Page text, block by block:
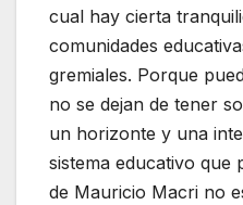
cual hay cierta
comunidades
gremiales. Porque
no se dejan de tener
un horizonte y una
sistema educativo que
de Mauricio Macri no